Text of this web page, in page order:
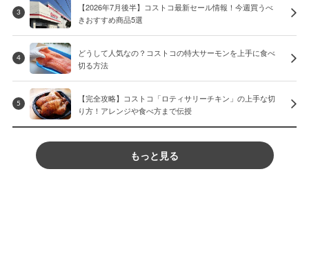
3
【2026年7月後半】コストコ最新セール情報！今週買うべ
きおすすめ商品5選
4
どうして人気なの？コストコの特大サーモンを上手に食べ
切る方法
5
【完全攻略】コストコ「ロティサリーチキン」の上手な切
り方！アレンジや食べ方まで伝授
もっと見る